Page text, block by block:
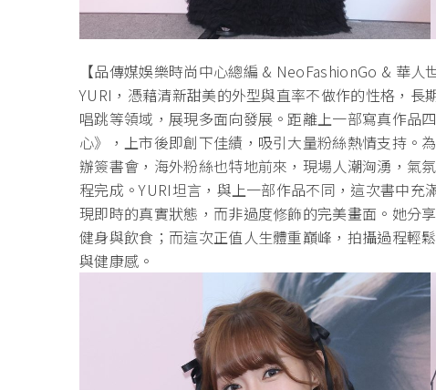
【品傳媒娛樂時尚中心總編 & NeoFashionGo & 華
YURI，憑藉清新甜美的外型與直率不做作的性格，
唱跳等領域，展現多面向發展。距離上一部寫真作品
心》，上市後即創下佳績，吸引大量粉絲熱情支持。
辦簽書會，海外粉絲也特地前來，現場人潮洶湧，氣
程完成。YURI坦言，與上一部作品不同，這次書中
現即時的真實狀態，而非過度修飾的完美畫面。她分
健身與飲食；而這次正值人生體重巔峰，拍攝過程輕
與健康感。